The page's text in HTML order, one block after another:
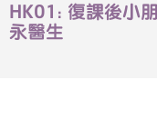
HK01: 復課後小
永醫生